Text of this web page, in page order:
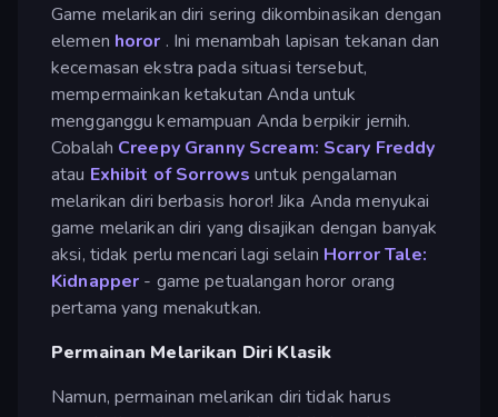
Game melarikan diri sering dikombinasikan dengan
elemen horor . Ini menambah lapisan tekanan dan
kecemasan ekstra pada situasi tersebut,
mempermainkan ketakutan Anda untuk
mengganggu kemampuan Anda berpikir jernih.
Cobalah Creepy Granny Scream: Scary Freddy
atau Exhibit of Sorrows untuk pengalaman
melarikan diri berbasis horor! Jika Anda menyukai
game melarikan diri yang disajikan dengan banyak
aksi, tidak perlu mencari lagi selain Horror Tale:
Kidnapper - game petualangan horor orang
pertama yang menakutkan.
Permainan Melarikan Diri Klasik
Namun, permainan melarikan diri tidak harus